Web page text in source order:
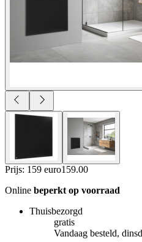
Prijs: 159 euro159.00
Online beperkt op voorraad
Thuisbezorgd
gratis
Vandaag besteld,